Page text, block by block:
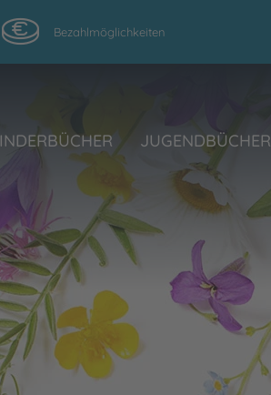
Bezahlmöglichkeiten
JUGENDBÜCHER